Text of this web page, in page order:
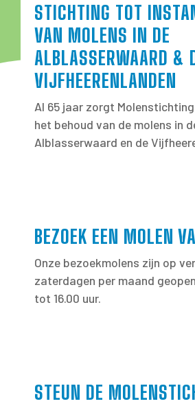
STICHTING TOT
VAN MOLENS IN DE
ALBLASSERWAARD &
VIJFHEERENLANDEN
Al 65 jaar zorgt
het behoud van de molens in
Alblasserwaard en de
BEZOEK EEN MOLEN
Onze bezoekmolens zijn op
zaterdagen per maand
tot 16.00 uur.
STEUN DE